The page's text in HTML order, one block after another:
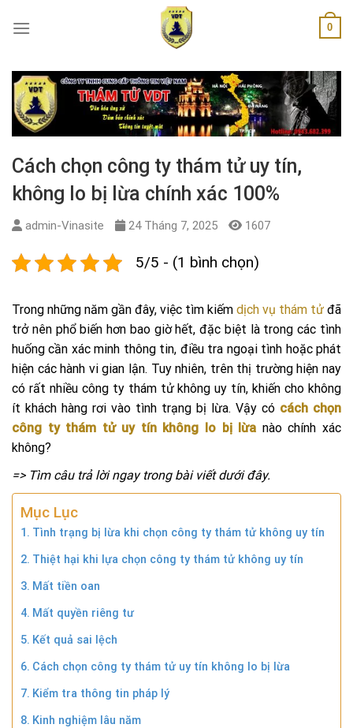
0
Cách chọn công ty thám tử uy tín,
không lo bị lừa chính xác 100%
admin-Vinasite 24 Tháng 7, 2025 1607
5/5 - (1 bình chọn)
Trong những năm gần đây, việc tìm kiếm dịch vụ thám tử đã
trở nên phổ biến hơn bao giờ hết, đặc biệt là trong các tình
huống cần xác minh thông tin, điều tra ngoại tình hoặc phát
hiện các hành vi gian lận. Tuy nhiên, trên thị trường hiện nay
có rất nhiều công ty thám tử không uy tín, khiến cho không
ít khách hàng rơi vào tình trạng bị lừa. Vậy có cách chọn
công ty thám tử uy tín không lo bị lừa nào chính xác
không?
=> Tìm câu trả lời ngay trong bài viết dưới đây.
Mục Lục
Tình trạng bị lừa khi chọn công ty thám tử không uy tín
Thiệt hại khi lựa chọn công ty thám tử không uy tín
Mất tiền oan
Mất quyền riêng tư
Kết quả sai lệch
Cách chọn công ty thám tử uy tín không lo bị lừa
Kiểm tra thông tin pháp lý
Kinh nghiệm lâu năm